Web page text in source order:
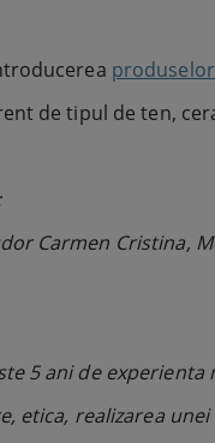
de tipul de ten,
Carmen Cristina,
5 ani de
etica, realizarea